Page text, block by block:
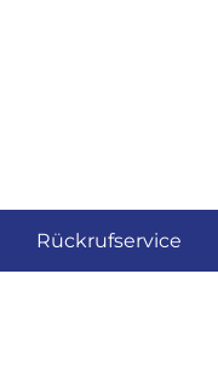
Rückrufservice